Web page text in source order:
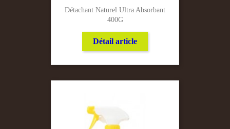
Détachant Naturel Ultra Absorbant
400G
Détail article